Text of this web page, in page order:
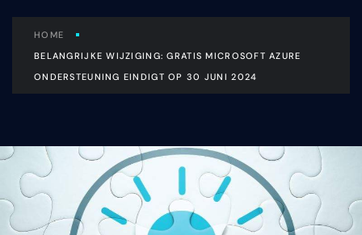
HOME
BELANGRIJKE WIJZIGING: GRATIS MICROSOFT AZURE
ONDERSTEUNING EINDIGT OP 30 JUNI 2024